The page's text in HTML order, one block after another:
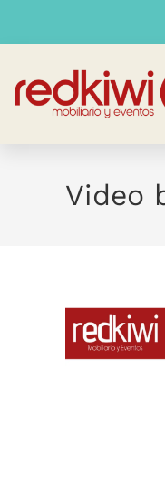
Video